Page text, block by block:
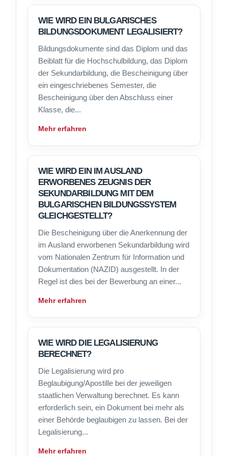
WIE WIRD EIN BULGARISCHES
BILDUNGSDOKUMENT LEGALISIERT?
Bildungsdokumente sind das Diplom und das
Beiblatt für die Hochschulbildung, das Diplom
der Sekundarbildung, die Bescheinigung über
ein eingeschriebenes Semester, die
Bescheinigung über den Abschluss einer
Klasse, die...
Mehr erfahren
WIE WIRD EIN IM AUSLAND
ERWORBENES ZEUGNIS DER
SEKUNDARBILDUNG MIT DEM
BULGARISCHEN BILDUNGSSYSTEM
GLEICHGESTELLT?
Die Bescheinigung über die Anerkennung der
im Ausland erworbenen Sekundarbildung wird
vom Nationalen Zentrum für Information und
Dokumentation (NAZID) ausgestellt. In der
Regel ist dies bei der Bewerbung an einer...
Mehr erfahren
WIE WIRD DIE LEGALISIERUNG
BERECHNET?
Die Legalisierung wird pro
Beglaubigung/Apostille bei der jeweiligen
staatlichen Verwaltung berechnet. Es kann
erforderlich sein, ein Dokument bei mehr als
einer Behörde beglaubigen zu lassen. Bei der
Legalisierung...
Mehr erfahren